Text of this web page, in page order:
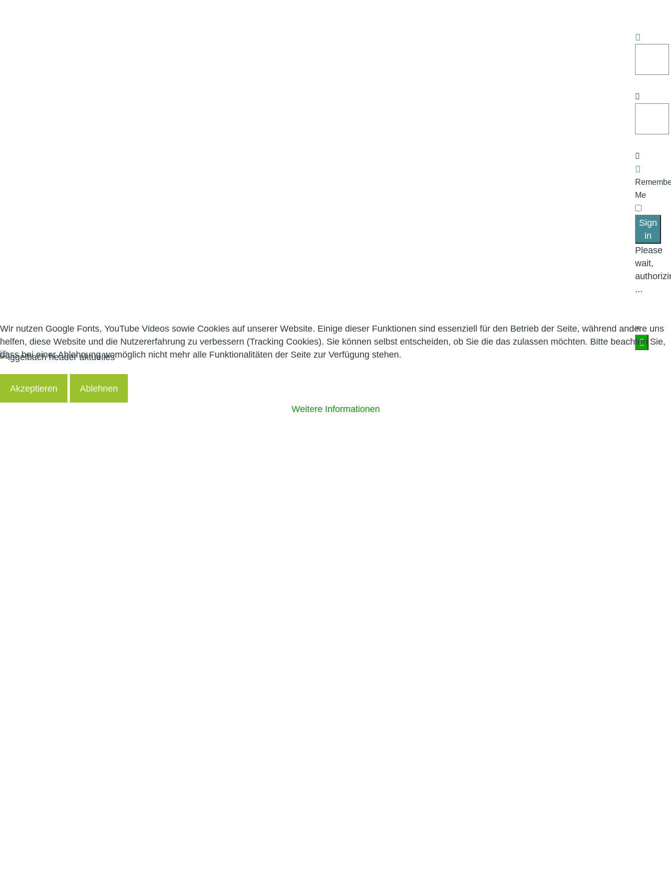
Me
Sign
in
Please
wait,
...
×
Bilder sagen mehr
Wir nutzen Google Fonts, YouTube Videos sowie Cookies auf unserer Website. Einige dieser Funktionen sind essenziell für den Betrieb der Seite, während andere uns
helfen, diese Website und die Nutzererfahrung zu verbessern (Tracking Cookies). Sie können selbst entscheiden, ob Sie die das zulassen möchten. Bitte beachten Sie,
dass bei einer Ablehnung womöglich nicht mehr alle Funktionalitäten der Seite zur Verfügung stehen.
Akzeptieren Ablehnen
Weitere Informationen